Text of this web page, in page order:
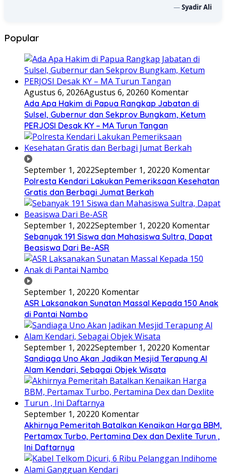
—Syadir Ali
Popular
Agustus 6, 2026Agustus 6, 20260 Komentar
Ada Apa Hakim di Papua Rangkap Jabatan di
Sulsel, Gubernur dan Sekprov Bungkam, Ketum
PERJOSI Desak KY – MA Turun Tangan
September 1, 2022September 1, 20220 Komentar
Polresta Kendari Lakukan Pemeriksaan Kesehatan
Gratis dan Berbagi Jumat Berkah
September 1, 2022September 1, 20220 Komentar
Sebanyak 191 Siswa dan Mahasiswa Sultra, Dapat
Beasiswa Dari Be-ASR
September 1, 20220 Komentar
ASR Laksanakan Sunatan Massal Kepada 150 Anak
di Pantai Nambo
September 1, 2022September 1, 20220 Komentar
Sandiaga Uno Akan Jadikan Mesjid Terapung Al
Alam Kendari, Sebagai Objek Wisata
September 1, 20220 Komentar
Akhirnya Pemeritah Batalkan Kenaikan Harga BBM,
Pertamax Turbo, Pertamina Dex dan Dexlite Turun ,
Ini Daftarnya